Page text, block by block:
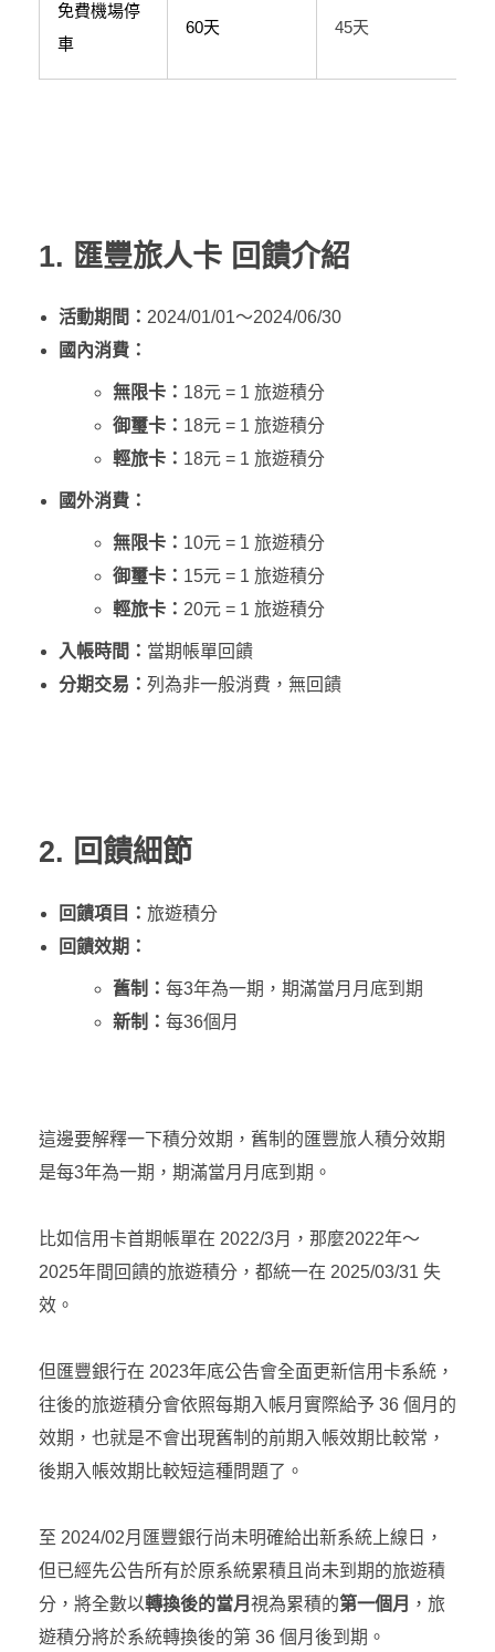
免費機場停
車
60天 45天
1. 匯豐旅人卡 回饋介紹
活動期間： 2024/01/01～2024/06/30
國內消費：
無限卡： 18元 = 1 旅遊積分
御璽卡： 18元 = 1 旅遊積分
輕旅卡： 18元 = 1 旅遊積分
國外消費：
無限卡： 10元 = 1 旅遊積分
御璽卡： 15元 = 1 旅遊積分
輕旅卡：20元 = 1 旅遊積分
入帳時間： 當期帳單回饋
分期交易： 列為非一般消費，無回饋
2. 回饋細節
回饋項目： 旅遊積分
回饋效期：
舊制：每3年為一期，期滿當月月底到期
新制：每36個月
這邊要解釋一下積分效期，舊制的匯豐旅人積分效期
是每3年為一期，期滿當月月底到期。
比如信用卡首期帳單在 2022/3月，那麼2022年～
2025年間回饋的旅遊積分，都統一在 2025/03/31 失
效。
但匯豐銀行在 2023年底公告會全面更新信用卡系統，
往後的旅遊積分會依照每期入帳月實際給予 36 個月的
效期，也就是不會出現舊制的前期入帳效期比較常，
後期入帳效期比較短這種問題了。
至 2024/02月匯豐銀行尚未明確給出新系統上線日，
但已經先公告所有於原系統累積且尚未到期的旅遊積
分，將全數以轉換後的當月 視為累積的第一個月 ，旅
遊積分將於系統轉換後的第 36 個月後到期。